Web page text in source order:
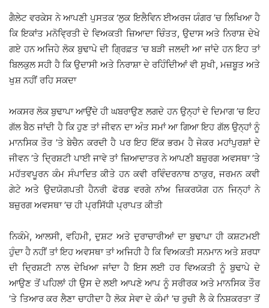
ਗੈਲੇਟ ਵਰਕੇਸ ਨੇ ਆਪਣੀ ਪੁਸਤਕ ‘ਲੁਕ ਇਲੈਵਿਨ ਈਅਰਜ ਯੰਗਰ ’ਚ ਲਿਖਿਆ ਹੈ
ਕਿ ਇਕਾਂਤ ਮਨੋਵਿ੍ਰਤੀ ਦੇ ਵਿਅਕਤੀ ਜ਼ਿਆਦਾ ਚਿੰਤਤ, ਉਦਾਸ ਅਤੇ ਨਿਰਾਸ਼ ਦੇਖੇ
ਗਏ ਹਨ ਅਜਿਹੇ ਲੋਕ ਬੁਢਾਪੇ ਦੀ ਗ੍ਰਿਫ਼ਤ ’ਚ ਬੜੀ ਜਲਦੀ ਆ ਜਾਂਦੇ ਹਨ ਇਹ ਤਾਂ
ਬਿਲਕੁਲ ਸਹੀ ਹੈ ਕਿ ਉਦਾਸੀ ਅਤੇ ਨਿਰਾਸ਼ਾ ਦੇ ਰਹਿੰਦਿੀਆਂ ਵੀ ਸੁਖੀ, ਮਜ਼ਬੂਤ ਅਤੇ
ਖੁਸ਼ ਨਹੀਂ ਰਹਿ ਸਕਦਾ
ਅਕਸਰ ਲੋਕ ਬੁਢਾਪਾ ਆਉਂਦੇ ਹੀ ਘਬਰਾਉਣ ਲਗਦੇ ਹਨ ਉਨ੍ਹਾਂ ਦੇ ਦਿਮਾਗ ’ਚ ਇਹ
ਗੱਲ ਬੈਠ ਜਾਂਦੀ ਹੈ ਕਿ ਹੁਣ ਤਾਂ ਜੀਵਨ ਦਾ ਅੰਤ ਸਮਾਂ ਆ ਗਿਆ ਇਹ ਗੱਲ ਉਨ੍ਹਾਂ ਨੂੰ
ਮਾਨਸਿਕ ਤੌਰ ’ਤੇ ਬੇਚੈਨ ਕਰਦੀ ਹੈ ਪਰ ਇਹ ਇੱਕ ਭਰਮ ਹੈ ਜੇਕਰ ਮਹਾਂਪੁਰਸ਼ਾਂ ਦੇ
ਜੀਵਨ ’ਤੇ ਦ੍ਰਿਸ਼ਟੀ ਪਾਈ ਜਾਵੇ ਤਾਂ ਜ਼ਿਆਦਾਤਰ ਨੇ ਆਪਣੀ ਬਜ਼ੁਰਗ ਅਵਸਥਾ ’ਤੇ
ਮਹੱਤਵਪੂਰਨ ਕੰਮ ਸੰਪਾਦਿਤ ਕੀਤੇ ਹਨ ਕਵੀ ਰਵਿੰਦਰਨਾਥ ਠਾਕੁਰ, ਜਰਮਨ ਕਵੀ
ਗੇਟੇ ਅਤੇ ਉਦਯੋਗਪਤੀ ਹੈਨਰੀ ਫੋਰਡ ਵਰਗੇ ਨਾਂਅ ਜ਼ਿਕਰਯੋਗ ਹਨ ਜਿਨ੍ਹਾਂ ਨੇ
ਬਜ਼ੁਰਗ ਅਵਸਥਾ ’ਚ ਹੀ ਪ੍ਰਸਿੱਧੀ ਪ੍ਰਾਪਤ ਕੀਤੀ
ਨਿਕੰਮੇ, ਆਲਸੀ, ਵਹਿਮੀ, ਦੁਸ਼ਟ ਅਤੇ ਦੁਰਾਚਾਰੀਆਂ ਦਾ ਬੁਢਾਪਾ ਹੀ ਕਸ਼ਟਮਈ
ਹੁੰਦਾ ਹੈ ਨਹੀਂ ਤਾਂ ਇਹ ਅਵਸਥਾ ਤਾਂ ਅਜਿਹੀ ਹੈ ਕਿ ਵਿਅਕਤੀ ਸਨਮਾਨ ਅਤੇ ਸ਼ਰਧਾ
ਦੀ ਦ੍ਰਿਸ਼ਟੀ ਨਾਲ ਦੇਖਿਆ ਜਾਂਦਾ ਹੈ ਇਸ ਲਈ ਹਰ ਵਿਅਕਤੀ ਨੂੰ ਬੁਢਾਪੇ ਦੇ
ਆਉਣ ਤੋਂ ਪਹਿਲਾਂ ਹੀ ਉਸ ਦੇ ਲਈ ਆਪਣੇ ਆਪ ਨੂੰ ਸਰੀਰਕ ਅਤੇ ਮਾਨਸਿਕ ਤੌਰ
’ਤੇ ਤਿਆਰ ਕਰ ਲੈਣਾ ਚਾਹੀਦਾ ਹੈ ਲੋਕ ਸੇਵਾ ਦੇ ਕੰਮਾਂ ’ਚ ਰੁਚੀ ਲੈ ਕੇ ਨਿਸ਼ਕਰਤਾ ਤੋਂ